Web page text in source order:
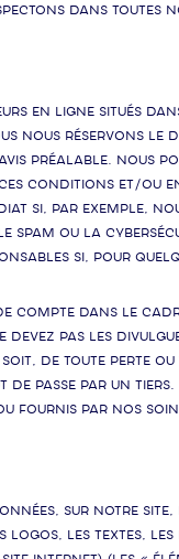
dans
en ligne situés
nous réservons
préalable. Nous
conditions et/ou
si, par exemple,
ou la
si, pour
compte dans le
pas les
de toute perte
passe par un
fournis par nos
sur notre
logos, les textes,